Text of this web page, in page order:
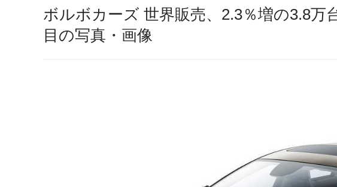
ボルボカーズ 世界販売、2.3％増の3.8
目の写真・画像